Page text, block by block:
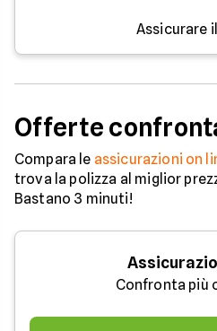
Assicurare
Offerte
Compara le assicurazioni on
trova la polizza al miglior
Bastano 3 minuti!
Confronta più